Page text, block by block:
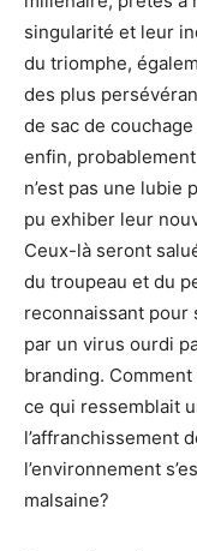
singularité et leur
du triomphe,
des plus
de sac de
enfin,
n’est pas une lubie
pu exhiber leur
Ceux-là seront
du troupeau et du
reconnaissant pour
par un virus ourdi
branding.
ce qui ressemblait
l’affranchissement
l’environnement
malsaine?